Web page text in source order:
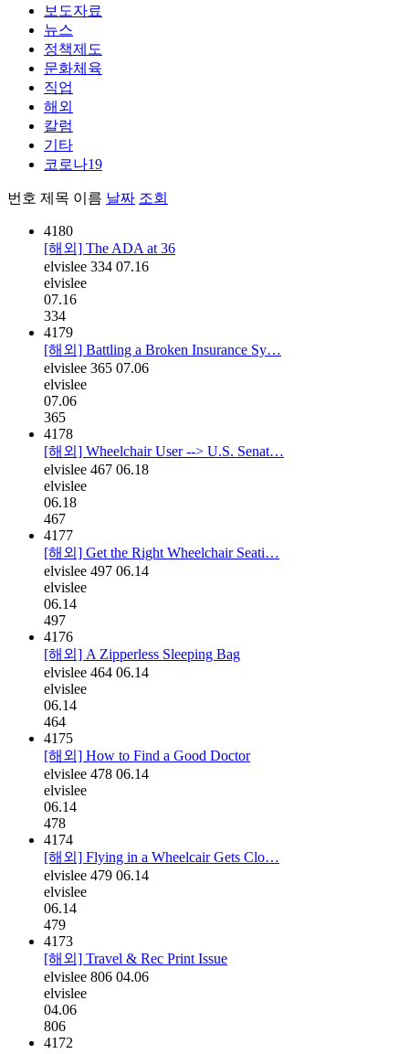
보도자료
뉴스
정책제도
문화체육
직업
해외
칼럼
기타
코로나19
번호 제목 이름 날짜 조회
4180
[해외] The ADA at 36
elvislee 334 07.16
elvislee
07.16
334
4179
[해외] Battling a Broken Insurance Sy…
elvislee 365 07.06
elvislee
07.06
365
4178
[해외] Wheelchair User --> U.S. Senat…
elvislee 467 06.18
elvislee
06.18
467
4177
[해외] Get the Right Wheelchair Seati…
elvislee 497 06.14
elvislee
06.14
497
4176
[해외] A Zipperless Sleeping Bag
elvislee 464 06.14
elvislee
06.14
464
4175
[해외] How to Find a Good Doctor
elvislee 478 06.14
elvislee
06.14
478
4174
[해외] Flying in a Wheelcair Gets Clo…
elvislee 479 06.14
elvislee
06.14
479
4173
[해외] Travel & Rec Print Issue
elvislee 806 04.06
elvislee
04.06
806
4172